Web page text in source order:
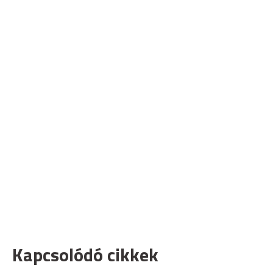
Kapcsolódó cikkek